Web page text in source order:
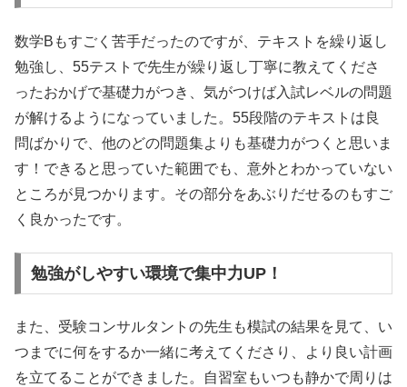
数学Bもすごく苦手だったのですが、テキストを繰り返し
勉強し、55テストで先生が繰り返し丁寧に教えてくださ
ったおかげで基礎力がつき、気がつけば入試レベルの問題
が解けるようになっていました。55段階のテキストは良
問ばかりで、他のどの問題集よりも基礎力がつくと思いま
す！できると思っていた範囲でも、意外とわかっていない
ところが見つかります。その部分をあぶりだせるのもすご
く良かったです。
勉強がしやすい環境で集中力UP！
また、受験コンサルタントの先生も模試の結果を見て、い
つまでに何をするか一緒に考えてくださり、より良い計画
を立てることができました。自習室もいつも静かで周りは